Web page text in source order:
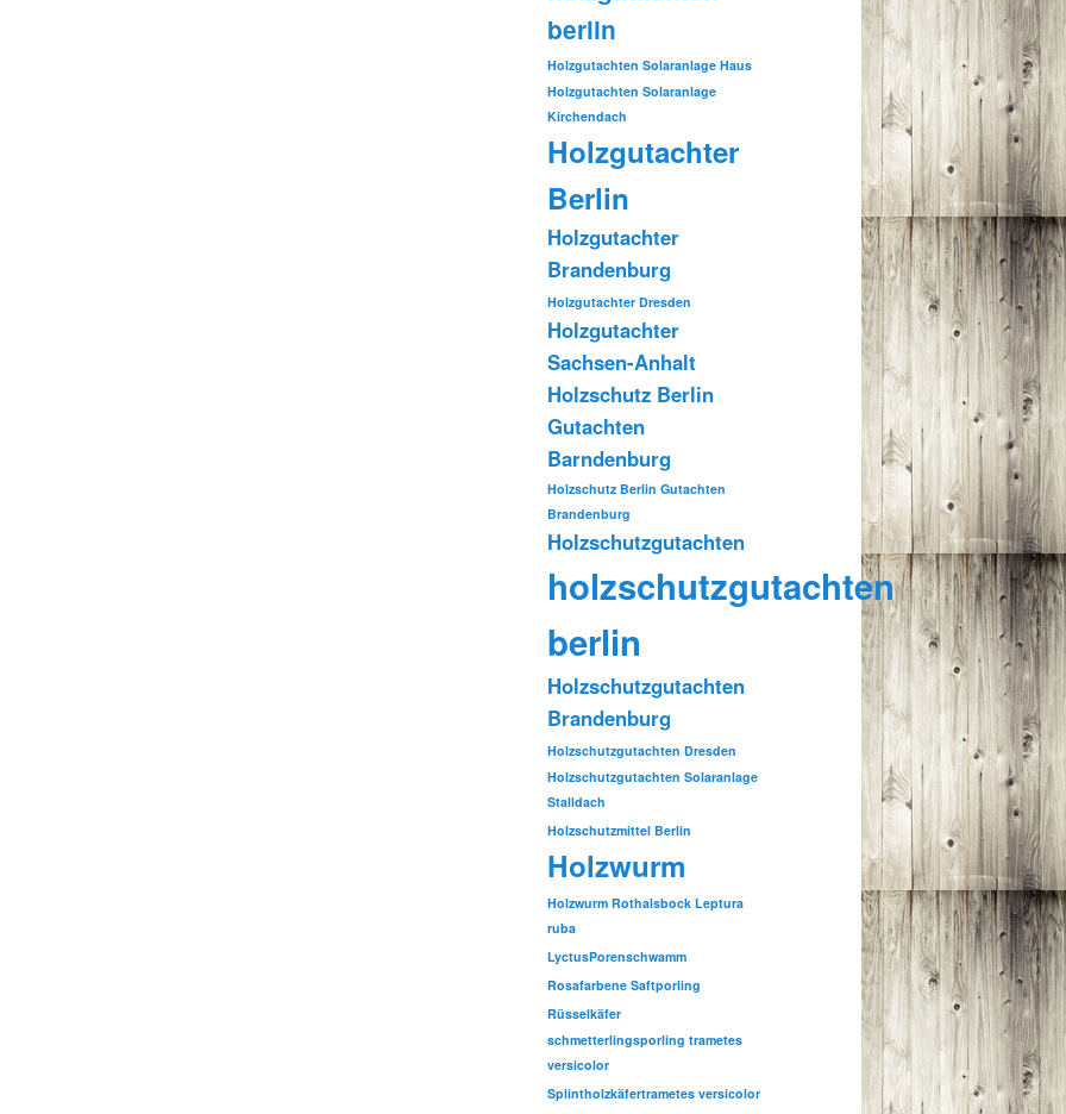
berlin
Holzgutachten Solaranlage Haus
Holzgutachten Solaranlage
Kirchendach
Holzgutachter
Berlin
Holzgutachter
Brandenburg
Holzgutachter Dresden
Holzgutachter
Sachsen-Anhalt
Holzschutz Berlin
Gutachten
Barndenburg
Holzschutz Berlin Gutachten
Brandenburg
Holzschutzgutachten
holzschutzgutachten
berlin
Holzschutzgutachten
Brandenburg
Holzschutzgutachten Dresden
Holzschutzgutachten Solaranlage
Stalldach
Holzschutzmittel Berlin
Holzwurm
Holzwurm Rothalsbock Leptura
ruba
LyctusPorenschwamm
Rosafarbene Saftporling
Rüsselkäfer
schmetterlingsporling trametes
versicolor
Splintholzkäfertrametes versicolor